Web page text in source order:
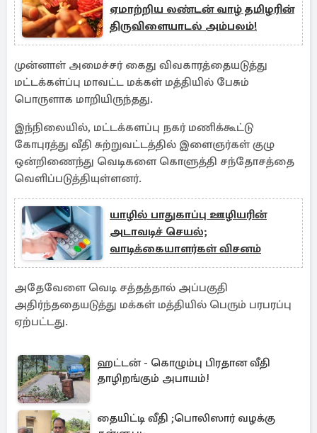
ஏமாற்றிய லண்டன் வாழ் தமிழரின்
திருவிளையாடல் அம்பலம்!
முன்னாள் அமைச்சர் கைது விவகாரத்தையடுத்து
மட்டக்கள்ப்பு மாவட்ட மக்கள் மத்தியில் பேசும்
பொருளாக மாறியிருந்தது.
இந்நிலையில், மட்டக்களப்பு நகர் மணிக்கூட்டு
கோபுரத்து வீதி சுற்றுவட்டத்தில் இளைஞர்கள் குழு
ஒன்றிணைந்து வெடிகளை கொளுத்தி சந்தோசத்தை
வெளிப்படுத்தியுள்ளனர்.
யாழில் பாதுகாப்பு ஊழியரின்
அடாவடிச் செயல்;
வாடிக்கையாளர்கள் விசனம்
அதேவேளை வெடி சத்தத்தால் அப்பகுதி
அதிர்ந்ததையடுத்து மக்கள் மத்தியில் பெரும் பரபரப்பு
ஏற்பட்டது.
ஹட்டன் - கொழும்பு பிரதான வீதி
தாழிறங்கும் அபாயம்!
தையிட்டி வீதி ;பொலிஸார் வழக்கு